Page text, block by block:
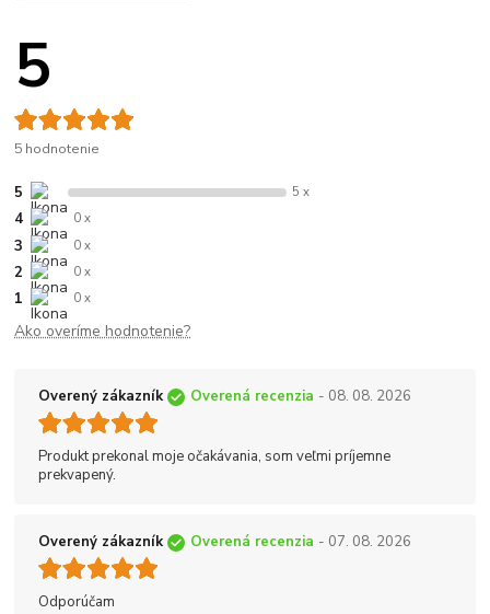
5
5 hodnotenie
5 5 x
4 0 x
3 0 x
2 0 x
1 0 x
Ako overíme hodnotenie?
Overený zákazník Overená recenzia - 08. 08. 2026
Produkt prekonal moje očakávania, som veľmi príjemne
prekvapený.
Overený zákazník Overená recenzia - 07. 08. 2026
Odporúčam